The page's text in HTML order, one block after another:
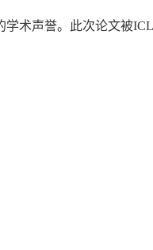
学术声誉。此次论文被